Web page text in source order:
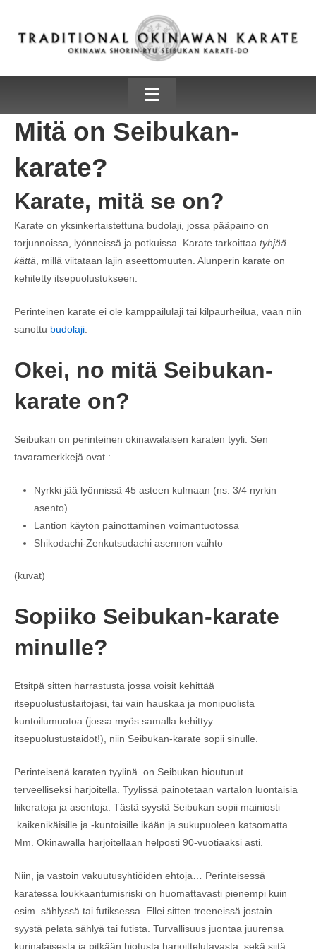
≡
Mitä on Seibukan-
karate?
Karate, mitä se on?
Karate on yksinkertaistettuna budolaji, jossa pääpaino on
torjunnoissa, lyönneissä ja potkuissa. Karate tarkoittaa tyhjää
kättä , millä viitataan lajin aseettomuuten. Alunperin karate on
kehitetty itsepuolustukseen.
Perinteinen karate ei ole kamppailulaji tai kilpaurheilua, vaan niin
sanottu budolaji.
Okei, no mitä Seibukan-
karate on?
Seibukan on perinteinen okinawalaisen karaten tyyli. Sen
tavaramerkkejä ovat :
Nyrkki jää lyönnissä 45 asteen kulmaan (ns. 3/4 nyrkin
asento)
Lantion käytön painottaminen voimantuotossa
Shikodachi-Zenkutsudachi asennon vaihto
(kuvat)
Sopiiko Seibukan-karate
minulle?
Etsitpä sitten harrastusta jossa voisit kehittää
itsepuolustustaitojasi, tai vain hauskaa ja monipuolista
kuntoilumuotoa (jossa myös samalla kehittyy
itsepuolustustaidot!), niin Seibukan-karate sopii sinulle.
Perinteisenä karaten tyylinä on Seibukan hioutunut
terveelliseksi harjoitella. Tyylissä painotetaan vartalon luontaisia
liikeratoja ja asentoja. Tästä syystä Seibukan sopii mainiosti
kaikenikäisille ja -kuntoisille ikään ja sukupuoleen katsomatta.
Mm. Okinawalla harjoitellaan helposti 90-vuotiaaksi asti.
Niin, ja vastoin vakuutusyhtiöiden ehtoja… Perinteisessä
karatessa loukkaantumisriski on huomattavasti pienempi kuin
esim. sählyssä tai futiksessa. Ellei sitten treeneissä jostain
syystä pelata sählyä tai futista. Turvallisuus juontaa juurensa
kurinalaisesta ja pitkään hiotusta harjoittelutavasta, sekä siitä,